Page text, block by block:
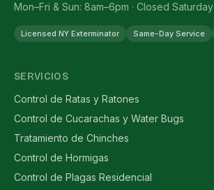
Mon–Fri & Sun: 8am–6pm · Closed Saturday
Licensed NY Exterminator Same-Day Service
SERVICIOS
Control de Ratas y Ratones
Control de Cucarachas y Water Bugs
Tratamiento de Chinches
Control de Hormigas
Control de Plagas Residencial